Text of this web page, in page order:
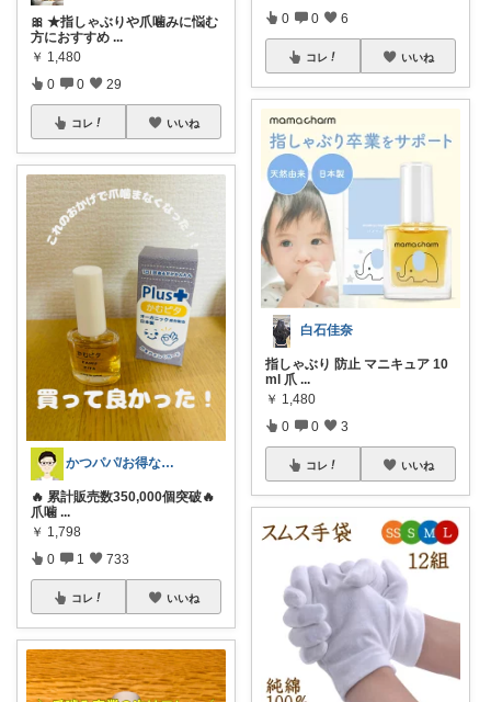
🎀 ★指しゃぶりや爪噛みに悩む
方におすすめ ...
￥ 1,480
0 0 29
コレ いいね
かつパパ/お得な子供服、育児商品の紹介✨
🔥 累計販売数350,000個突破🔥
爪噛 ...
￥ 1,798
0 1 733
コレ いいね
0 0 6
コレ いいね
白石佳奈
指しゃぶり 防止 マニキュア 10
ml 爪 ...
￥ 1,480
0 0 3
コレ いいね